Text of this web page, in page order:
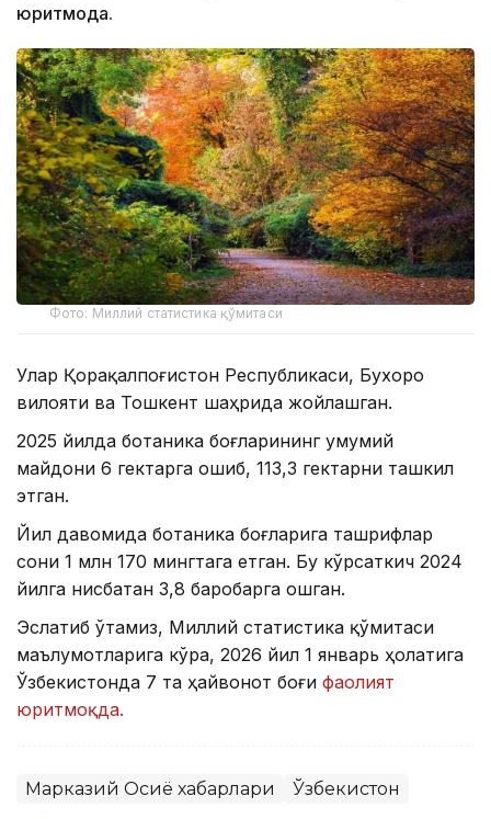
юритмоқда.
Фото: Миллий статистика қўмитаси
Улар Қорақалпоғистон Республикаси, Бухоро
вилояти ва Тошкент шаҳрида жойлашган.
2025 йилда ботаника боғларининг умумий
майдони 6 гектарга ошиб, 113,3 гектарни ташкил
этган.
Йил давомида ботаника боғларига ташрифлар
сони 1 млн 170 мингтага етган. Бу кўрсаткич 2024
йилга нисбатан 3,8 баробарга ошган.
Эслатиб ўтамиз, Миллий статистика қўмитаси
маълумотларига кўра, 2026 йил 1 январь ҳолатига
Ўзбекистонда 7 та ҳайвонот боғи фаолият
юритмоқда.
Марказий Осиё хабарлари Ўзбекистон